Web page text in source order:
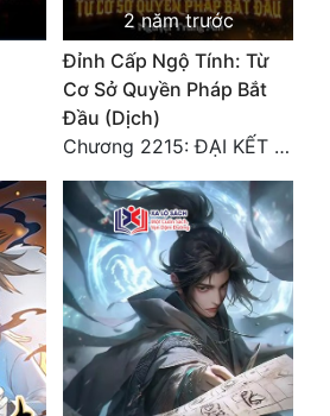
2 năm trước
Đỉnh Cấp Ngộ Tính: Từ
Cơ Sở Quyền Pháp Bắt
Đầu (Dịch)
Chương 2215: ĐẠI KẾT CỤC